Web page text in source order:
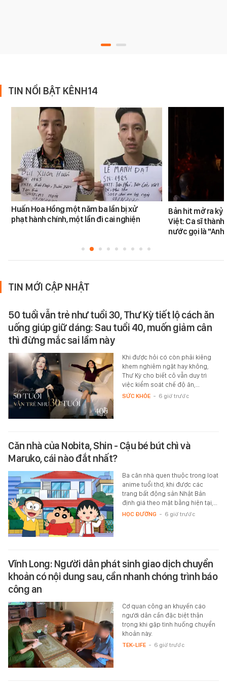
TIN NỔI BẬT KÊNH14
Huấn Hoa Hồng một năm ba lần bị xử
phạt hành chính, một lần đi cai nghiện
Bản hit mở ra kỷ
Việt: Ca sĩ
nước gọi là "Anh
TIN MỚI CẬP NHẬT
50 tuổi vẫn trẻ như tuổi 30, Thư Kỳ tiết lộ cách ăn
uống giúp giữ dáng: Sau tuổi 40, muốn giảm cân
thì đừng mắc sai lầm này
Khi được hỏi có còn phải kiêng
khem nghiêm ngặt hay không,
Thư Kỳ cho biết cô vẫn duy trì
việc kiểm soát chế độ ăn,…
SỨC KHỎE - 6 giờ trước
Căn nhà của Nobita, Shin - Cậu bé bút chì và
Maruko, cái nào đắt nhất?
Ba căn nhà quen thuộc trong loạt
anime tuổi thơ, khi được các
trang bất động sản Nhật Bản
định giá theo mặt bằng hiện tại,…
HỌC ĐƯỜNG - 6 giờ trước
Vĩnh Long: Người dân phát sinh giao dịch chuyển
khoản có nội dung sau, cần nhanh chóng trình báo
công an
Cơ quan công an khuyến cáo
người dân cần đặc biệt thận
trọng khi gặp tình huống chuyển
khoản này.
TEK-LIFE - 6 giờ trước